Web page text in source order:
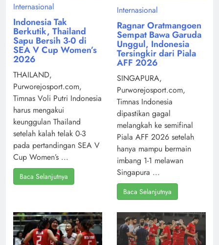
Internasional
Indonesia Tak
Berkutik, Thailand
Sapu Bersih 3-0 di
SEA V Cup Women’s
2026
THAILAND,
Purworejosport.com,
Timnas Voli Putri Indonesia
harus mengakui
keunggulan Thailand
setelah kalah telak 0-3
pada pertandingan SEA V
Cup Women’s ...
Baca Selanjutnya
Internasional
Ragnar Oratmangoen
Sempat Bawa Garuda
Unggul, Indonesia
Tersingkir dari Piala
AFF 2026
SINGAPURA,
Purworejosport.com,
Timnas Indonesia
dipastikan gagal
melangkah ke semifinal
Piala AFF 2026 setelah
hanya mampu bermain
imbang 1-1 melawan
Singapura ...
Baca Selanjutnya